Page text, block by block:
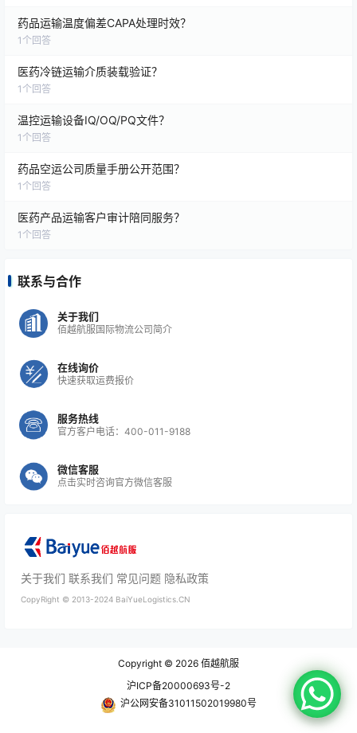
药品运输温度偏差CAPA处理时效？
1 个回答
医药冷链运输介质装载验证？
1 个回答
温控运输设备IQ/OQ/PQ文件？
1 个回答
药品空运公司质量手册公开范围？
1 个回答
医药产品运输客户审计陪同服务？
1 个回答
联系与合作
关于我们
佰越航服国际物流公司简介
在线询价
快速获取运费报价
服务热线
官方客户电话：400-011-9188
微信客服
点击实时咨询官方微信客服
关于我们 联系我们 常见问题 隐私政策
CopyRight © 2013-2024 BaiYueLogistics.CN
Copyright © 2026 佰越航服
沪ICP备20000693号-2
沪公网安备31011502019980号